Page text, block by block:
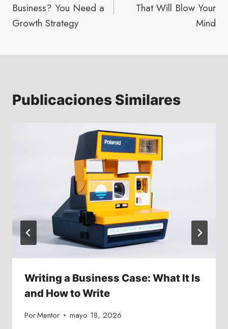
Business? You Need a
Growth Strategy
That Will Blow Your
Mind
Publicaciones Similares
Writing a Business Case: What It Is
and How to Write
PorMentor mayo 18, 2026